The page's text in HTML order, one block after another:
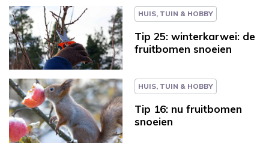
HUIS, TUIN & HOBBY
Tip 25: winterkarwei: de
fruitbomen snoeien
HUIS, TUIN & HOBBY
Tip 16: nu fruitbomen
snoeien